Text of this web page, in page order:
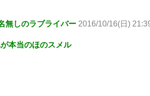
無しのラブライバー 2016/10/16(日)
本当のほのスメル